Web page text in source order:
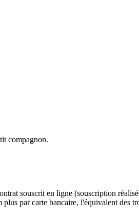
compagnon.
souscrit en ligne (souscription
par carte bancaire, l'équivalent des